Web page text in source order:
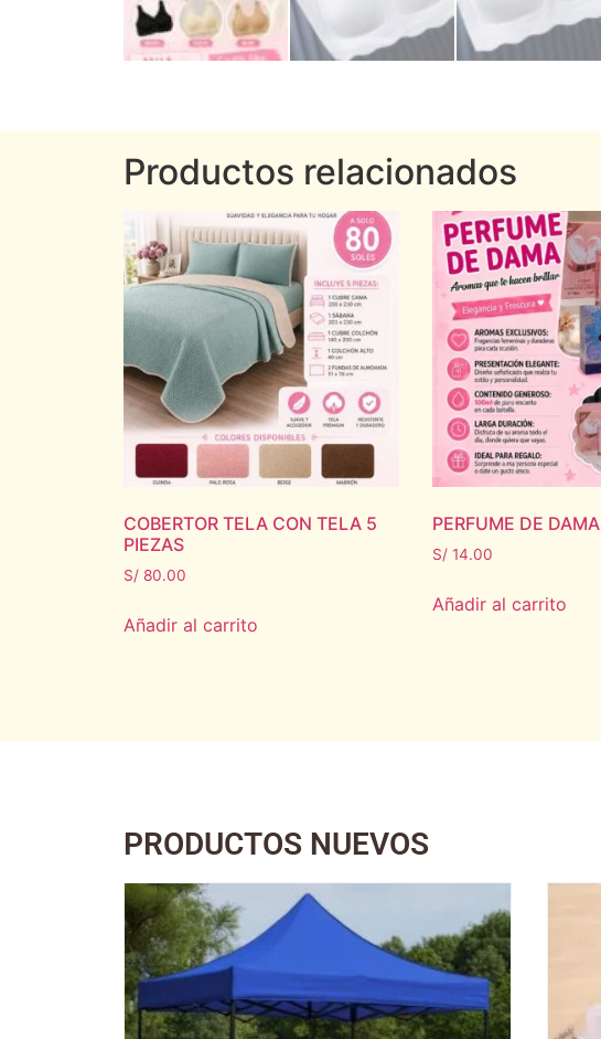
Productos relacionados
COBERTOR TELA CON TELA 5
PIEZAS
S/ 80.00
Añadir al carrito
PERFUME DE DAMA
S/ 14.00
Añadir al carrito
PRODUCTOS NUEVOS